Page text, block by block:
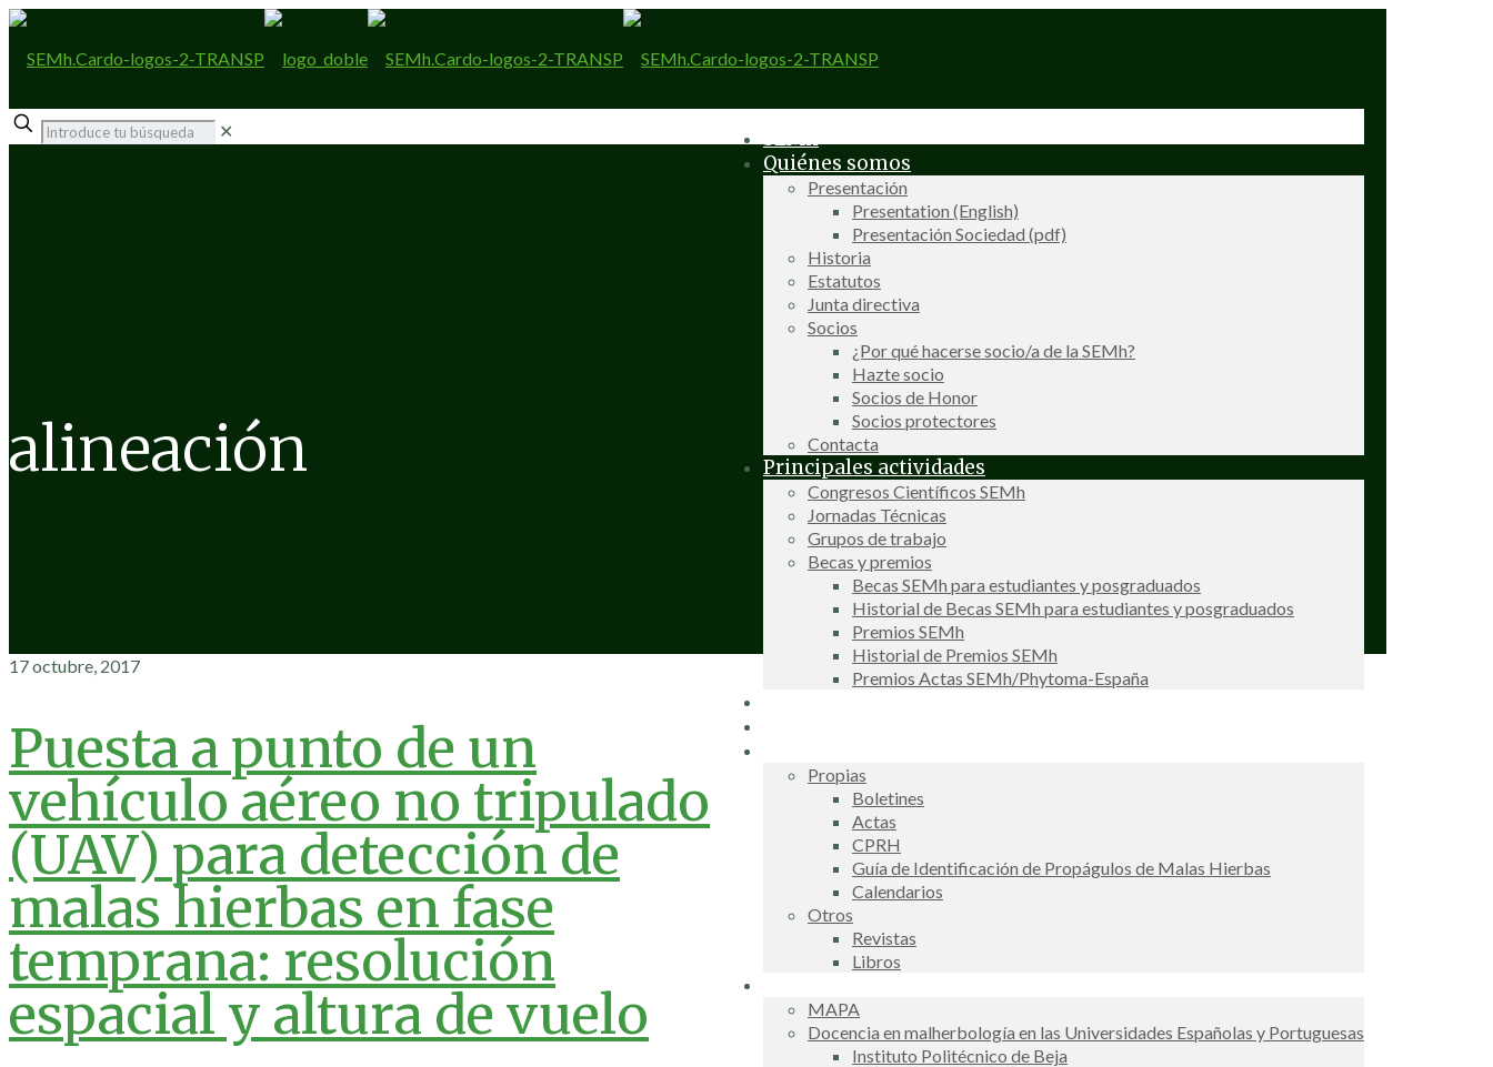
SEMh
Quiénes somos
Presentación
Presentation (English)
Presentación Sociedad (pdf)
Historia
Estatutos
Junta directiva
Socios
¿Por qué hacerse socio/a de la SEMh?
Hazte socio
Socios de Honor
Socios protectores
Contacta
Principales actividades
Congresos Científicos SEMh
Jornadas Técnicas
Grupos de trabajo
Becas y premios
Becas SEMh para estudiantes y posgraduados
Historial de Becas SEMh para estudiantes y posgraduados
Premios SEMh
Historial de Premios SEMh
Premios Actas SEMh/Phytoma-España
Propias
Boletines
Actas
CPRH
Guía de Identificación de Propágulos de Malas Hierbas
Calendarios
Otros
Revistas
Libros
MAPA
Docencia en malherbología en las Universidades Españolas y Portuguesas
Instituto Politécnico de Beja
✕
alineación
17 octubre, 2017
Puesta a punto de un
vehículo aéreo no tripulado
(UAV) para detección de
malas hierbas en fase
temprana: resolución
espacial y altura de vuelo